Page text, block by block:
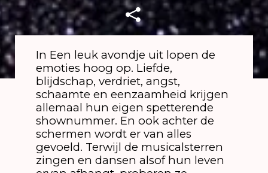
In Een leuk avondje uit lopen de
emoties hoog op. Liefde,
blijdschap, verdriet, angst,
schaamte en eenzaamheid krijgen
allemaal hun eigen spetterende
shownummer. En ook achter de
schermen wordt er van alles
gevoeld. Terwijl de musicalsterren
zingen en dansen alsof hun leven